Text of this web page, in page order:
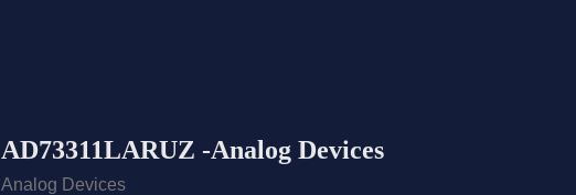
AD73311LARUZ -Analog Devices
Analog Devices